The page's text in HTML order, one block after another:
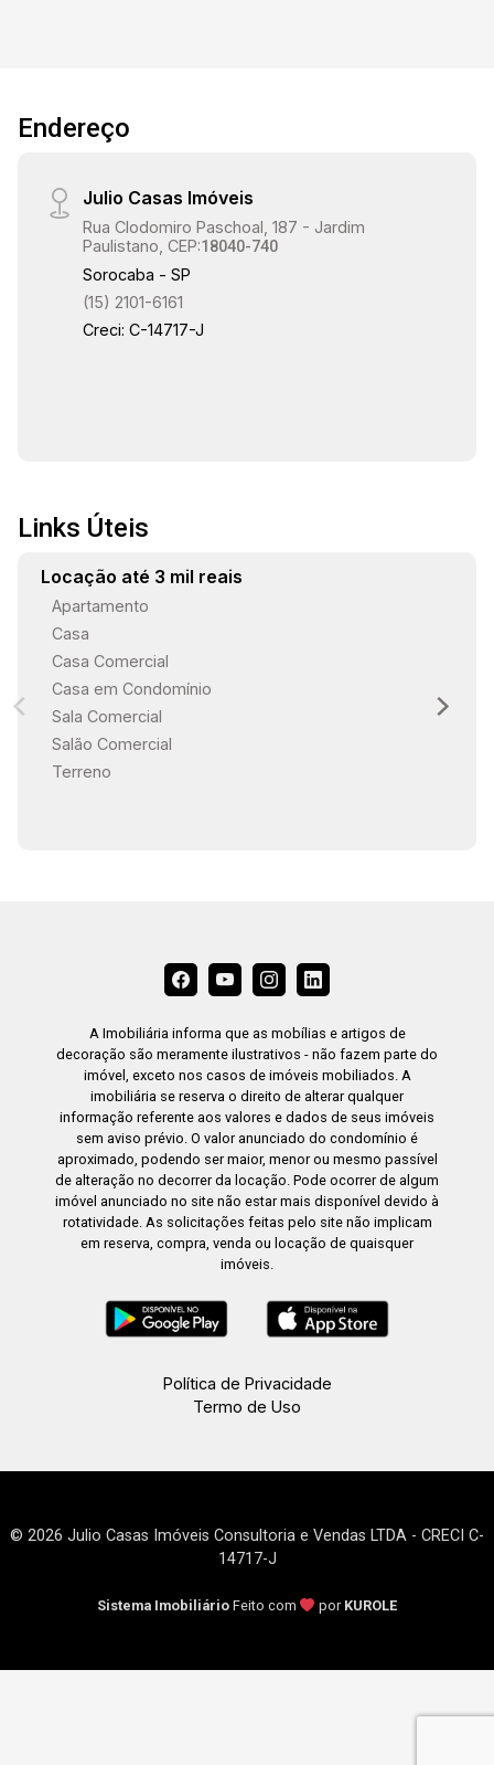
hidráulicas em perfeitas condições. Segurança e
Conforto: Ambiente seguro, com características
operação do seu negócio. Esta sala comercial é
uma excelente oportunidade para quem busca
estabelecer ou expandir seu negócio em uma
localização estratégica no centro de Sorocaba.
Não perca tempo, agende sua visita hoje
mesmo e aproveite esta chance única! Estamos
Endereço
Julio Casas Imóveis
Rua Clodomiro Paschoal, 187 - Jardim
Paulistano, CEP:18040-740
Sorocaba - SP
(15) 2101-6161
Creci: C-14717-J
Links Úteis
Locação até 3 mil reais
Apartamento
Casa
Casa Comercial
Casa em Condomínio
Sala Comercial
Salão Comercial
Terreno
A Imobiliária informa que as mobílias e artigos de
decoração são meramente ilustrativos - não fazem parte do
imóvel, exceto nos casos de imóveis mobiliados. A
imobiliária se reserva o direito de alterar qualquer
informação referente aos valores e dados de seus imóveis
sem aviso prévio. O valor anunciado do condomínio é
aproximado, podendo ser maior, menor ou mesmo passível
de alteração no decorrer da locação. Pode ocorrer de algum
imóvel anunciado no site não estar mais disponível devido à
rotatividade. As solicitações feitas pelo site não implicam
em reserva, compra, venda ou locação de quaisquer
imóveis.
Política de Privacidade
Termo de Uso
© 2026 Julio Casas Imóveis Consultoria e Vendas LTDA - CRECI C-
14717-J
Sistema Imobiliário Feito com por KUROLE